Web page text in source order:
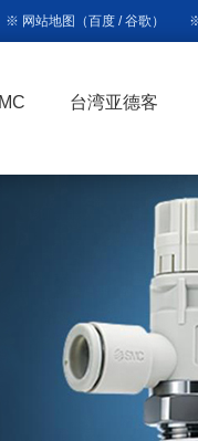
※ 网站地图 （百度 /谷歌 ）
台湾亚德客